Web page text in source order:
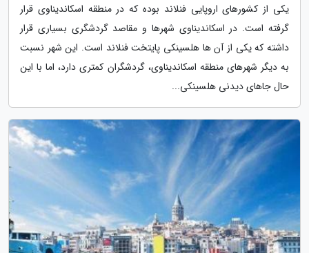
یکی از کشورهای اروپایی فنلاند بوده که در منطقه اسکاندیناوی قرار
گرفته است. در اسکاندیناوی شهرها و مقاصد گردشگری بسیاری قرار
داشته که یکی از آن ها هلسینکی پایتخت فنلاند است. این شهر نسبت
به دیگر شهرهای منطقه اسکاندیناوی، گردشگران کمتری دارد، اما با این
حال جاهای دیدنی هلسینکی...